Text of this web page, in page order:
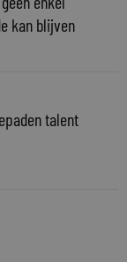
kan blijven
talent